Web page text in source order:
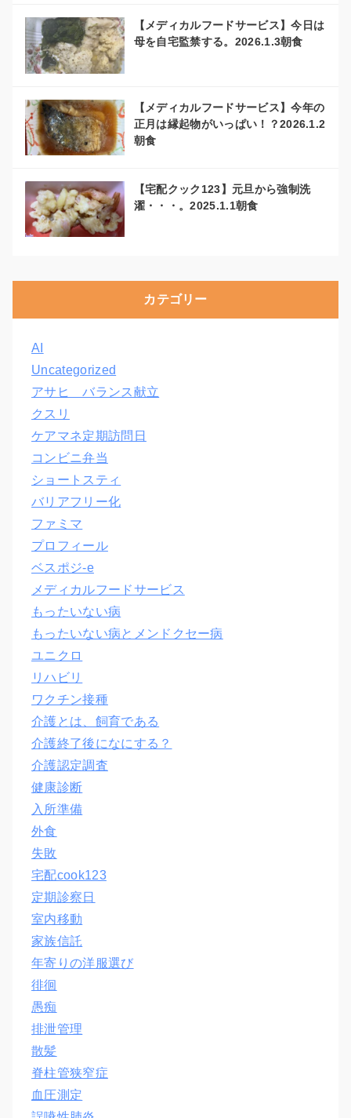
【メディカルフードサービス】今日は
母を自宅監禁する。2026.1.3朝食
【メディカルフードサービス】今年の
正月は縁起物がいっぱい！？2026.1.2
朝食
【宅配クック123】元旦から強制洗
濯・・・。2025.1.1朝食
カテゴリー
AI
Uncategorized
アサヒ バランス献立
クスリ
ケアマネ定期訪問日
コンビニ弁当
ショートスティ
バリアフリー化
ファミマ
プロフィール
ベスポジ-e
メディカルフードサービス
もったいない病
もったいない病とメンドクセー病
ユニクロ
リハビリ
ワクチン接種
介護とは、飼育である
介護終了後になにする？
介護認定調査
健康診断
入所準備
外食
失敗
宅配cook123
定期診察日
室内移動
家族信託
年寄りの洋服選び
徘徊
愚痴
排泄管理
散髪
脊柱管狭窄症
血圧測定